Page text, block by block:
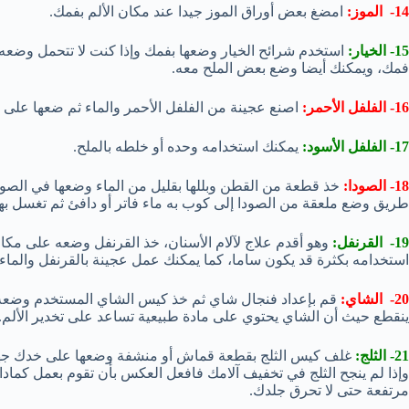
14- الموز: امضغ بعض أوراق الموز جيدا عند مكان الألم بفمك.
15- الخيار:
استخدم شرائح الخيار وضعها بفمك وإذا كنت لا تتحمل
فمك، ويمكنك أيضا وضع بعض الملح معه.
16- الفلفل الأحمر: اصنع عجينة من الفلفل الأحمر والماء ثم ضعها على
17- الفلفل الأسود: يمكنك استخدامه وحده أو خلطه بالملح.
18- الصودا:
خذ قطعة من القطن وبللها بقليل من الماء وضعها في
طريق وضع ملعقة من الصودا إلى كوب به ماء فاتر أو دافئ ثم تغسل
19- القرنفل:
وهو أقدم علاج لآلام الأسنان، خذ القرنفل وضعه على
استخدامه بكثرة قد يكون ساما، كما يمكنك عمل عجينة بالقرنفل
20- الشاي:
قم بإعداد فنجال شاي ثم خذ كيس الشاي المستخدم
ينقطع حيث أن الشاي يحتوي على مادة طبيعية تساعد على تخدير
21- الثلج:
غلف كيس الثلج بقطعة قماش أو منشفة وضعها على خدك
وإذا لم ينجح الثلج في تخفيف آلامك فافعل العكس بأن تقوم بعمل
مرتفعة حتى لا تحرق جلدك.